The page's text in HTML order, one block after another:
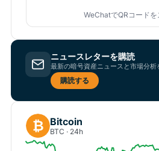
WeChatでQRコードを
ニュースレターを購読
最新の暗号資産ニュースと市場分析
購読する
₿ Bitcoin
BTC · 24h